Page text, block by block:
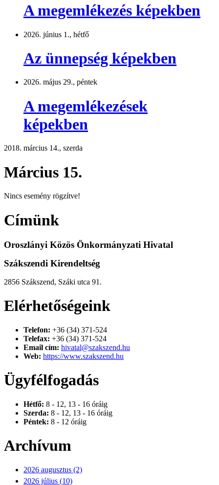
A megemlékezés képekben
2026. június 1., hétfő
Az ünnepség képekben
2026. május 29., péntek
A megemlékezések
képekben
2018. március 14., szerda
Március 15.
Nincs esemény rögzítve!
Címünk
Oroszlányi Közös Önkormányzati Hivatal
Szákszendi Kirendeltség
2856 Szákszend, Száki utca 91.
Elérhetőségeink
Telefon: +36 (34) 371-524
Telefax: +36 (34) 371-524
Email cím: hivatal@szakszend.hu
Web: https://www.szakszend.hu
Ügyfélfogadás
Hétfő: 8 - 12, 13 - 16 óráig
Szerda: 8 - 12, 13 - 16 óráig
Péntek: 8 - 12 óráig
Archívum
2026 augusztus (2)
2026 július (10)